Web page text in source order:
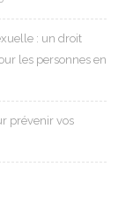
: un droit
les personnes en
prévenir vos